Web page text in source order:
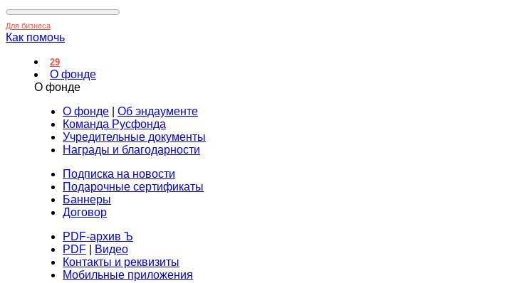
Для бизнеса
Как помочь
29
О фонде
О фонде
О фонде
Об эндаументе
Команда Русфонда
Учредительные документы
Награды и благодарности
Подписка на новости
Подарочные сертификаты
Баннеры
Договор
PDF-архив Ъ
PDF
Видео
Контакты и реквизиты
Мобильные приложения